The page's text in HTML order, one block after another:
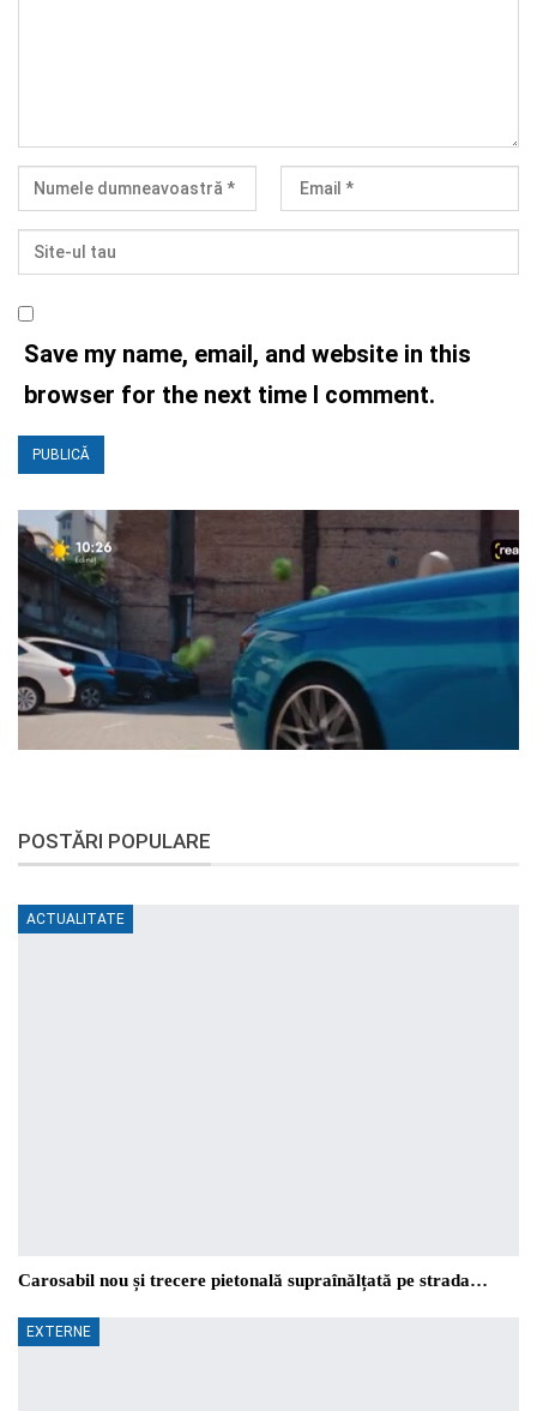
Save my name, email, and website in this
browser for the next time I comment.
POSTĂRI POPULARE
ACTUALITATE
Carosabil nou și trecere pietonală supraînălțată pe strada…
EXTERNE